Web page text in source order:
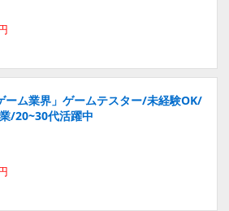
ーム業界」ゲームテスター/未経験OK/
/20~30代活躍中